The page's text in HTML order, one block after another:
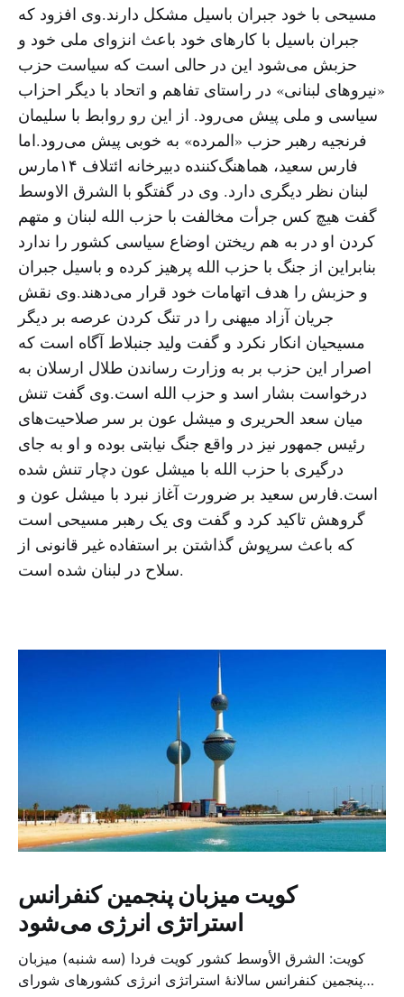
مسیحی با خود جبران باسیل مشکل دارند.وی افزود که
جبران باسیل با کارهای خود باعث انزوای ملی خود و
حزبش می‌شود این در حالی است که سیاست حزب
«نیروهای لبنانی» در راستای تفاهم و اتحاد با دیگر احزاب
سیاسی و ملی پیش می‌رود. از این رو روابط با سلیمان
فرنجیه رهبر حزب «المرده» به خوبی پیش می‌رود.اما
فارس سعید، هماهنگ‌کننده دبیرخانه ائتلاف ۱۴مارس
لبنان نظر دیگری دارد. وی در گفتگو با الشرق الاوسط
گفت هیچ کس جرأت مخالفت با حزب الله لبنان و متهم
کردن او در به هم ریختن اوضاع سیاسی کشور را ندارد
بنابراین از جنگ با حزب الله پرهیز کرده و باسیل جبران
و حزبش را هدف اتهامات خود قرار می‌دهند.وی نقش
جریان آزاد میهنی را در تنگ کردن عرصه بر دیگر
مسیحیان انکار نکرد و گفت ولید جنبلاط آگاه است که
اصرار این حزب بر به وزارت رساندن طلال ارسلان به
درخواست بشار اسد و حزب الله است.وی گفت تنش
میان سعد الحریری و میشل عون بر سر صلاحیت‌های
رئیس جمهور نیز در واقع جنگ نیابتی بوده و او به جای
درگیری با حزب الله با میشل عون دچار تنش شده
است.فارس سعید بر ضرورت آغاز نبرد با میشل عون و
گروهش تاکید کرد و گفت وی یک رهبر مسیحی است
که باعث سرپوش گذاشتن بر استفاده غیر قانونی از
سلاح در لبنان شده است.
کویت میزبان پنجمین کنفرانس
استراتژی انرژی می‌شود
کویت: الشرق الأوسط کشور کویت فردا (سه شنبه) میزبان
پنجمین کنفرانس سالانهٔ استراتژی انرژی کشورهای شورای